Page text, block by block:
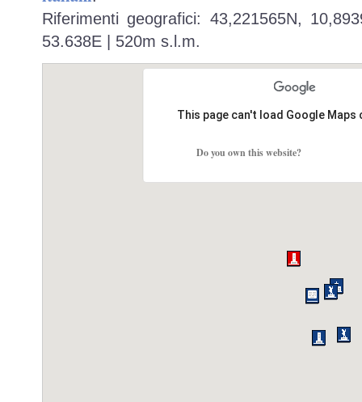
Riferimenti geografici: 43,221565N,
53.638E | 520m s.l.m.
This page can't load Google
Do you own this website?